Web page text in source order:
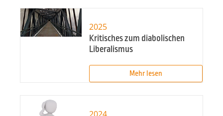
2025
Kritisches zum diabolischen
Liberalismus
Mehr lesen